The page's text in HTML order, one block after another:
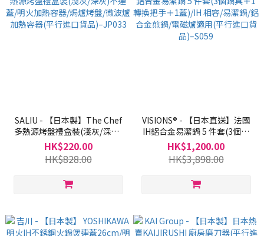
SALIU - 【日本製】The Chef
多熱源烤盤禮盒裝(淺灰/深灰)
不連蓋/明火加熱容器/焗爐烤
盤/微波爐加熱容器(平行進口貨
品)–JP033
HK$220.00
HK$828.00
VISIONS® - 【日本直送】法國
IH鋁合金易潔鍋 5 件套(3個鍋
具＋1轉換把手＋1蓋)/IH 相容/
易潔鍋/鋁合金煎鍋/電磁爐適用
(平行進口貨品)–S059
HK$1,200.00
HK$3,898.00